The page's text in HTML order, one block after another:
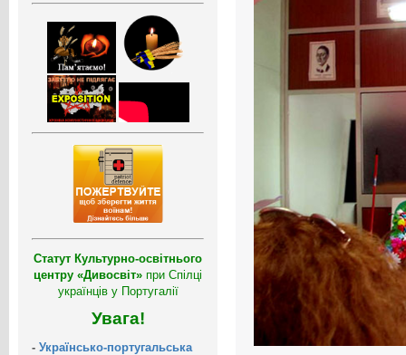
Статут Культурно-освітнього
центру «Дивосвіт» при Спілці
українців у Португалії
Увага!
- Українсько-португальська